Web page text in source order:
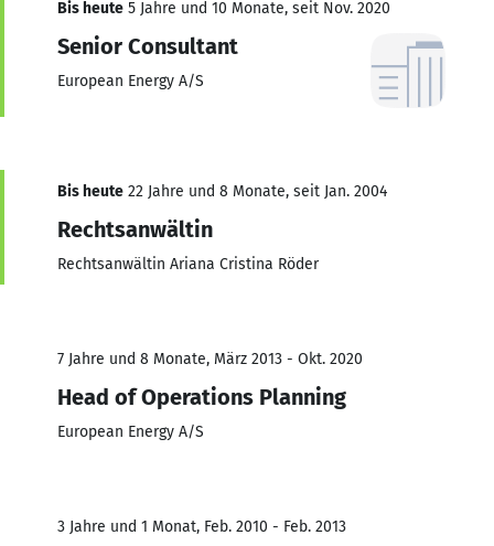
Bis heute 5 Jahre und 10 Monate, seit Nov. 2020
Senior Consultant
European Energy A/S
Bis heute 22 Jahre und 8 Monate, seit Jan. 2004
Rechtsanwältin
Rechtsanwältin Ariana Cristina Röder
7 Jahre und 8 Monate, März 2013 - Okt. 2020
Head of Operations Planning
European Energy A/S
3 Jahre und 1 Monat, Feb. 2010 - Feb. 2013